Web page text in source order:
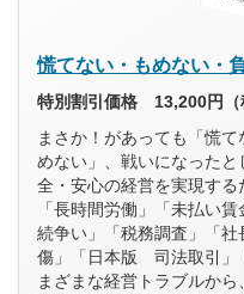
慌てない・もめない・
特別割引価格 13,200円（
まさか！があっても「慌
めない」、戦いになった
全・安心の経営を実現する
「長時間労働」「未払い
続争い」「税務調査」「
傷」「日本版 司法取引」
まざまな経営トラブルか